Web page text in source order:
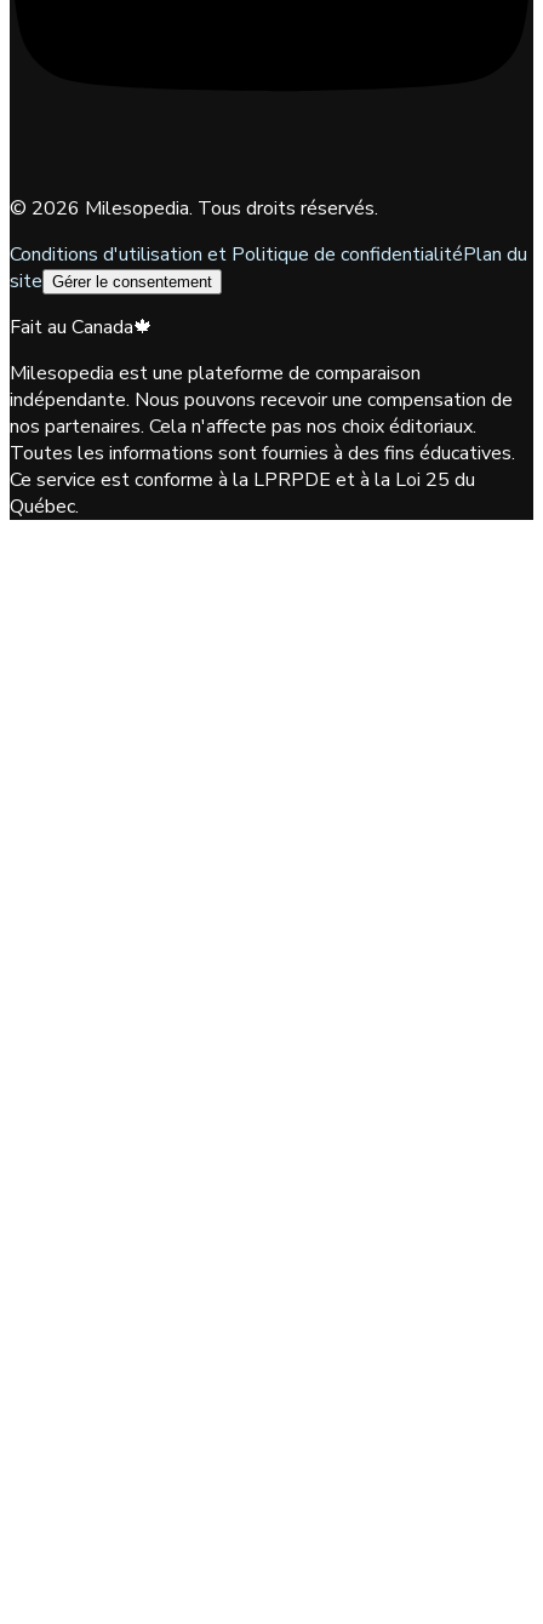
© 2026 Milesopedia. Tous droits réservés.
Conditions d'utilisation et Politique de confidentialitéPlan du
site Gérer le consentement
Fait au Canada🍁
Milesopedia est une plateforme de comparaison
indépendante. Nous pouvons recevoir une compensation de
nos partenaires. Cela n'affecte pas nos choix éditoriaux.
Toutes les informations sont fournies à des fins éducatives.
Ce service est conforme à la LPRPDE et à la Loi 25 du
Québec.